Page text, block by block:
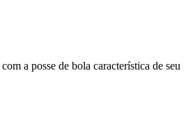
a posse de bola característica de seu